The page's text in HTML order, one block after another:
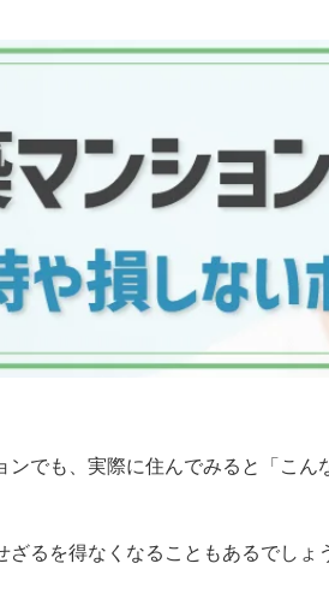
でも、実際に住んでみると「こん
るを得なくなることもあるでしょ